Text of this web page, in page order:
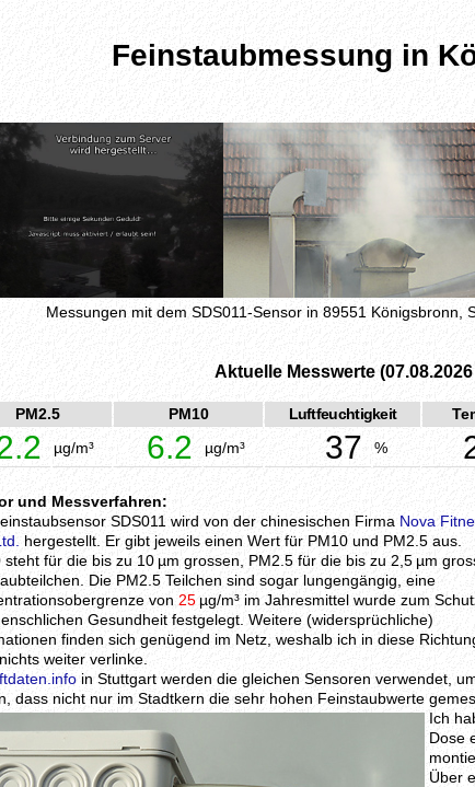
Feinstaubmessung in
Messungen mit dem SDS011-Sensor in 89551 Königsbronn,
Aktuelle Messwerte
PM2.5 PM10 Luftfeuchtigkeit
µg/m³ 6.2 µg/m³ 37 %
und Messverfahren:
SDS011 wird von der chinesischen Firma Nova
hergestellt. Er gibt jeweils einen Wert für PM10 und PM2.5 aus.
steht für die bis zu 10 µm grossen, PM2.5 für die bis zu 2,5 µm
Die PM2.5 Teilchen sind sogar lungengängig, eine
von 25µg/m³ im Jahresmittel wurde zum
Gesundheit festgelegt. Weitere (widersprüchliche)
finden sich genügend im Netz, weshalb ich in diese
weiter verlinke.
in Stuttgart werden die gleichen Sensoren verwendet,
dass nicht nur im Stadtkern die sehr hohen Feinstaubwerte
Ich
Dose
Über